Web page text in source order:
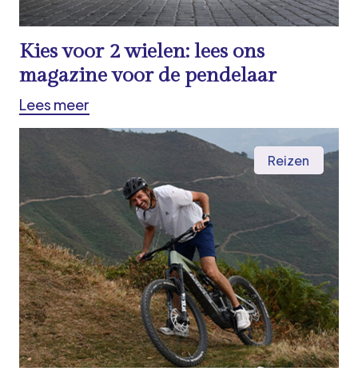
Kies voor 2 wielen: lees ons
magazine voor de pendelaar
Lees meer
Reizen